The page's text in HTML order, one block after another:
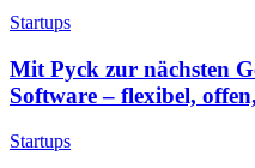
Startups
Mit Pyck zur nächsten
Software – flexibel,
Startups